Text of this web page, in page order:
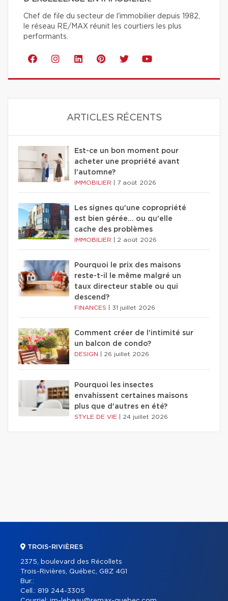
Chef de file du secteur de l'immobilier depuis 1982,
le réseau RE/MAX réunit les courtiers les plus
performants.
ARTICLES RÉCENTS
Est-ce un bon moment pour
acheter une propriété avant
l'automne?
IMMOBILIER 7 août 2026
Les signes qu'une copropriété
est bien gérée… ou qu'elle
cache des problèmes
IMMOBILIER 2 août 2026
Pourquoi le prix des maisons
reste-t-il le même malgré un
taux directeur stable ou qui
descend?
FINANCES 31 juillet 2026
Comment créer de l'intimité sur
un balcon de condo?
DESIGN 26 juillet 2026
Pourquoi les insectes
envahissent certaines maisons
plus que d'autres en été?
STYLE DE VIE 24 juillet 2026
TROIS-RIVIÈRES
2375, boulevard des Récollets
Trois-Rivières, Québec, G8Z 4G1
Bur.:
Cell.: 819 244-3305